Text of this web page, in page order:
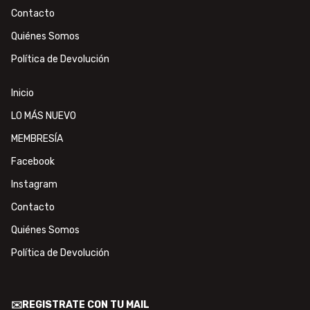
Contacto
Quiénes Somos
Política de Devolución
Inicio
LO MÁS NUEVO
MEMBRESÍA
Facebook
Instagram
Contacto
Quiénes Somos
Política de Devolución
✉️REGISTRATE CON TU MAIL